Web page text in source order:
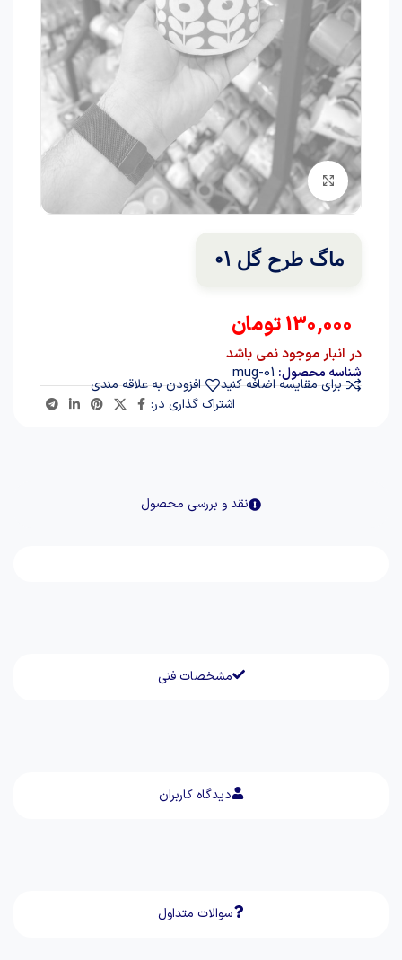
برای بزرگنمایی کلیک کنید
ماگ طرح گل 01
130,000تومان
در انبار موجود نمی باشد
شناسه محصول: mug-01
برای مقایسه اضافه کنید
افزودن به علاقه مندی
اشتراک گذاری در:
نقد و بررسی محصول
مشخصات فنی
دیدگاه کاربران
سوالات متداول